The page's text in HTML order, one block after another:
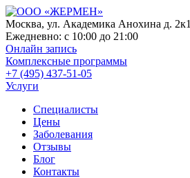
Москва, ул. Академика Анохина д. 2к1
Ежедневно: с 10:00 до 21:00
Онлайн запись
Комплексные программы
+7 (495) 437-51-05
Услуги
Специалисты
Цены
Заболевания
Отзывы
Блог
Контакты